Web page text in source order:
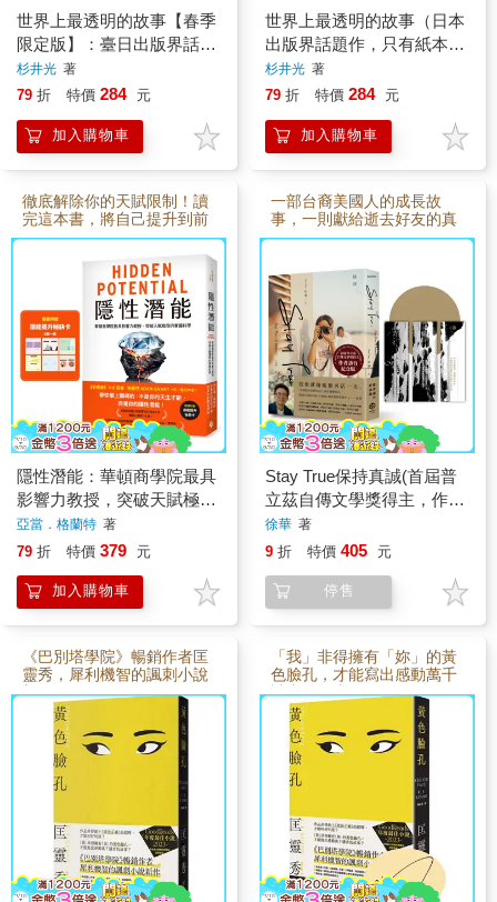
世界上最透明的故事【春季
限定版】：臺日出版界話題
作，只有紙本書可以體驗的
感動
杉井光 著
79 折 特價 284 元
加入購物車
世界上最透明的故事（日本
出版界話題作，只有紙本書
可以體驗的感動）
杉井光 著
79 折 特價 284 元
加入購物車
徹底解除你的天賦限制！讀
完這本書，將自己提升到前
所未有的境界！
隱性潛能：華頓商學院最具
影響力教授，突破天賦極限
的實證科學【附潛能提升秘
訣卡】
亞當．格蘭特 著
79 折 特價 379 元
加入購物車
一部台裔美國人的成長故
事，一則獻給逝去好友的真
誠告白
Stay True保持真誠(首屆普
立茲自傳文學獎得主，作者
訪台紀念版)
徐華 著
9 折 特價 405 元
停售
《巴別塔學院》暢銷作者匡
靈秀，犀利機智的諷刺小說
新作
「我」非得擁有「妳」的黃
色臉孔，才能寫出感動萬千
讀者的故事？